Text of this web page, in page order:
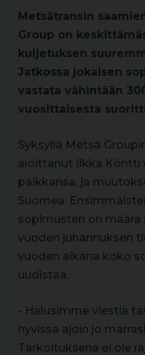
Metsätransin
Group on
kuljetuksen
Jatkossa jokaisen
vastata vähintään
vuosittaisesta
Syksyllä Metsä
aloittanut Ilkka Köntti
paikkansa, ja
Suomea.
sopimusten on
vuoden juhannuksen
vuoden aikana koko
uudistaa.
- Halusimme viestiä
hyvissä ajoin jo
Tarkoituksena ei ole